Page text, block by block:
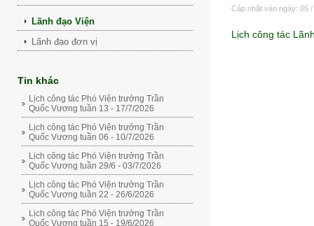
Lãnh đạo Viện
Lãnh đạo đơn vị
Tin khác
Lịch công tác Phó Viện trưởng Trần
Quốc Vương tuần 13 - 17/7/2026
Lịch công tác Phó Viện trưởng Trần
Quốc Vương tuần 06 - 10/7/2026
Lịch công tác Phó Viện trưởng Trần
Quốc Vương tuần 29/6 - 03/7/2026
Lịch công tác Phó Viện trưởng Trần
Quốc Vương tuần 22 - 26/6/2026
Lịch công tác Phó Viện trưởng Trần
Quốc Vương tuần 15 - 19/6/2026
Cập nhật vào ngày: 05
Lịch công tác